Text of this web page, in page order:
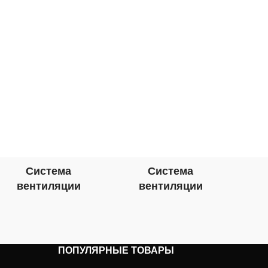
Система
вентиляции
Система
вентиляции
ПОПУЛЯРНЫЕ ТОВАРЫ